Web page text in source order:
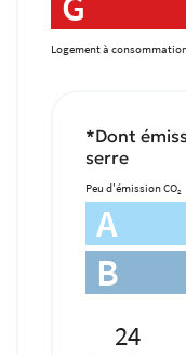
Logement à
*Dont
serre
Peu d'émission CO2
A
B
24